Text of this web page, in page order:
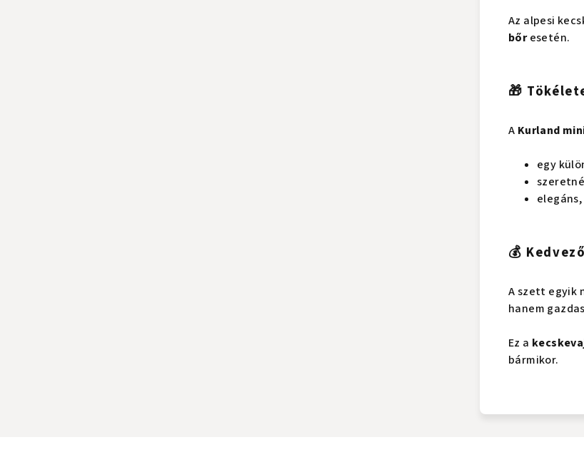
Az alpesi
bőresetén.
🎁
A Kurland
egy
💰
A szett egyik
hanem
Ez a
bármikor.